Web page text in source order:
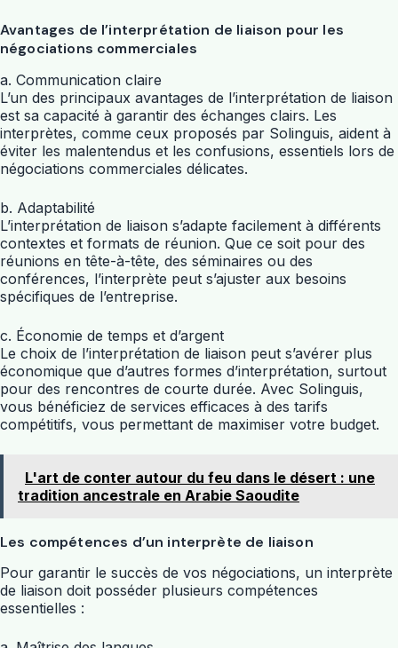
Avantages de l’interprétation de liaison pour les
négociations commerciales
a. Communication claire
L’un des principaux avantages de l’interprétation de liaison
est sa capacité à garantir des échanges clairs. Les
interprètes, comme ceux proposés par Solinguis, aident à
éviter les malentendus et les confusions, essentiels lors de
négociations commerciales délicates.
b. Adaptabilité
L’interprétation de liaison s’adapte facilement à différents
contextes et formats de réunion. Que ce soit pour des
réunions en tête-à-tête, des séminaires ou des
conférences, l’interprète peut s’ajuster aux besoins
spécifiques de l’entreprise.
c. Économie de temps et d’argent
Le choix de l’interprétation de liaison peut s’avérer plus
économique que d’autres formes d’interprétation, surtout
pour des rencontres de courte durée. Avec Solinguis,
vous bénéficiez de services efficaces à des tarifs
compétitifs, vous permettant de maximiser votre budget.
L'art de conter autour du feu dans le désert : une
tradition ancestrale en Arabie Saoudite
Les compétences d’un interprète de liaison
Pour garantir le succès de vos négociations, un interprète
de liaison doit posséder plusieurs compétences
essentielles :